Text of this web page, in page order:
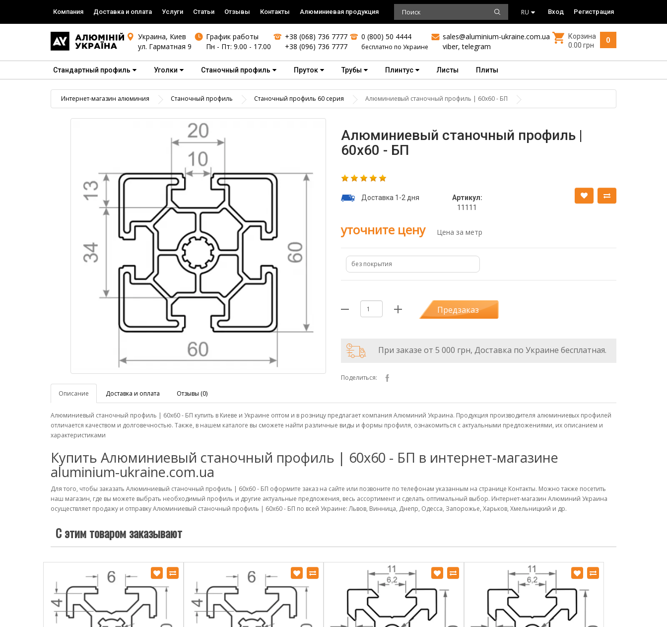
Компания Доставка и оплата Услуги Статьи Отзывы Контакты Алюминиевая продукция RU Вход Регистрация
Украина, Киев
ул. Гарматная 9
График работы
Пн - Пт: 9.00 - 17.00
+38 (068) 736 7777
+38 (096) 736 7777
0 (800) 50 4444
бесплатно по Украине
sales@aluminium-ukraine.com.ua
viber,telegram
0
Корзина
0.00 грн
Стандартный профиль Уголки Станочный профиль Пруток Трубы Плинтус Листы Плиты
Интернет-магазин алюминия Станочный профиль Станочный профиль 60 серия Алюминиевый станочный профиль | 60х60 - БП
Алюминиевый станочный профиль |
60х60 - БП
Доставка 1-2 дня
Артикул:
11111
уточните цену Цена за метр
без покрытия
Предзаказ
При заказе от 5 000 грн, Доставка по Украине бесплатная.
Поделиться:
Описание
Доставка и оплата Отзывы (0)
Алюминиевый станочный профиль | 60х60 - БП купить в Киеве и Украине оптом и в розницу предлагает компания Алюминий Украина. Продукция производителя алюминиевых профилей
отличается качеством и долговечностью. Также, в нашем каталоге вы сможете найти различные виды и формы профиля, ознакомиться с актуальными предложениями, их описанием и
характеристиками
Купить Алюминиевый станочный профиль | 60х60 - БП в интернет-магазине
aluminium-ukraine.com.ua
Для того, чтобы заказать Алюминиевый станочный профиль | 60х60 - БП оформите заказ на сайте или позвоните по телефонам указанным на странице Контакты. Можно также посетить
наш магазин, где вы можете выбрать необходимый профиль и другие актуальные предложения, весь ассортимент и сделать оптимальный выбор. Интернет-магазин Алюминий Украина
осуществляет продажу и отправку Алюминиевый станочный профиль | 60х60 - БП по всей Украине: Львов, Винница, Днепр, Одесса, Запорожье, Харьков, Хмельницкий и др.
С этим товаром заказывают